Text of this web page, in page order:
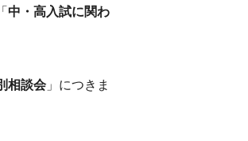
中・高入試に関わ
相談会 」につきま